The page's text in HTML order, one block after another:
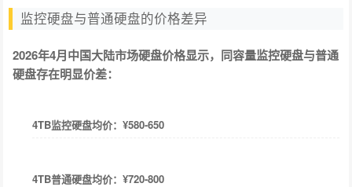
监控硬盘与普通硬盘的价格差异
2026年4月中国大陆市场硬盘价格显示，同容量监控硬盘与普通
硬盘存在明显价差：
4TB监控硬盘均价：¥580-650
4TB普通硬盘均价：¥720-800